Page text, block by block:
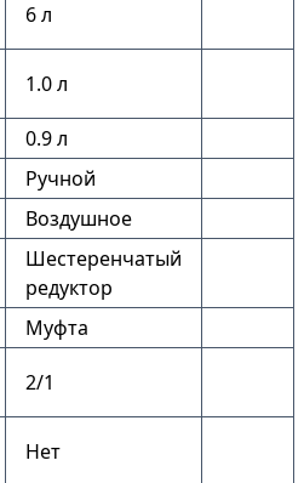
6 л
1.0 л
0.9 л
Ручной
Воздушное
Шестеренчатый
редуктор
Муфта
2/1
Нет